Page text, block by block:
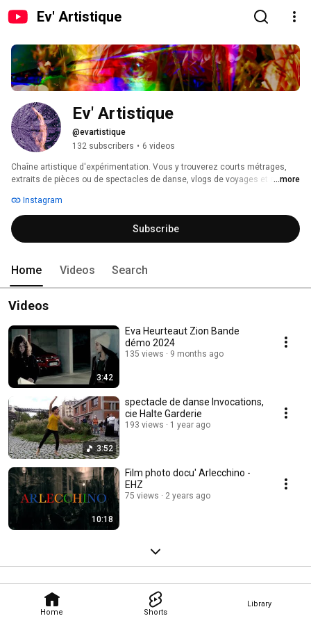
Ev' Artistique
Home Shorts
Library
Ev' Artistique
@evartistique
132 subscribers • 6 videos
Chaîne artistique d'expérimentation. Vous y trouverez courts métrages,
extraits de pièces ou de spectacles de danse, vlogs de voyages et art ...more
Instagram
Subscribe
Home Videos Search
Videos
3:42
Eva Heurteaut Zion Bande
démo 2024
135 views 9 months ago
3:52
spectacle de danse Invocations,
cie Halte Garderie
193 views 1 year ago
10:18
Film photo docu' Arlecchino -
EHZ
75 views 2 years ago